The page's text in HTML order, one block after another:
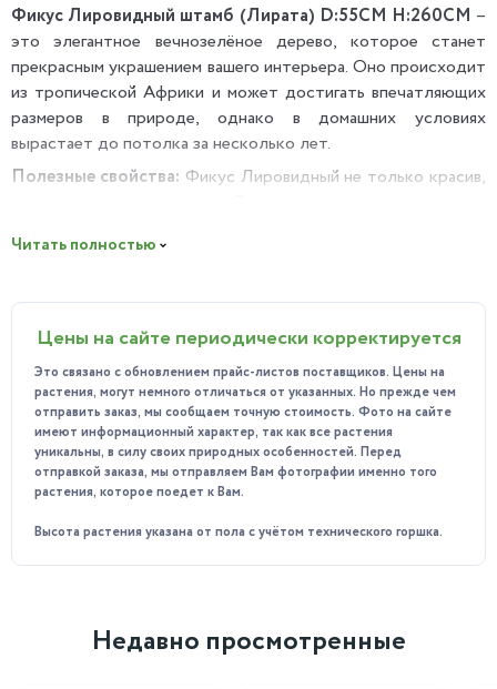
Фикус Лировидный штамб (Лирата) D:55СМ H:260СМ –
это элегантное вечнозелёное дерево, которое станет
прекрасным украшением вашего интерьера. Оно происходит
из тропической Африки и может достигать впечатляющих
размеров в природе, однако в домашних условиях
вырастает до потолка за несколько лет.
Полезные свойства: Фикус Лировидный не только красив,
пространство более здоровым и комфортным.
высокую влажность воздуха и частое опрыскивание. Также
важно обеспечить ему яркий рассеянный свет, избегая
прямых солнечных лучей. Температура содержания должна
быть не ниже +18°C, а зимой может потребоваться
досвечивание.
Почему стоит приобрести у нас? Мы предлагаем здоровые
и ухоженные экземпляры фикуса Лировидного штамба.
Наши специалисты тщательно следят за каждым
растением, обеспечивая им оптимальные условия
Читать полностью
Цены на сайте периодически корректируется
Это связано с обновлением прайс-листов поставщиков. Цены на
растения, могут немного отличаться от указанных. Но прежде чем
отправить заказ, мы сообщаем точную стоимость. Фото на сайте
имеют информационный характер, так как все растения
уникальны, в силу своих природных особенностей. Перед
отправкой заказа, мы отправляем Вам фотографии именно того
растения, которое поедет к Вам.
Высота растения указана от пола с учётом технического горшка.
Недавно просмотренные